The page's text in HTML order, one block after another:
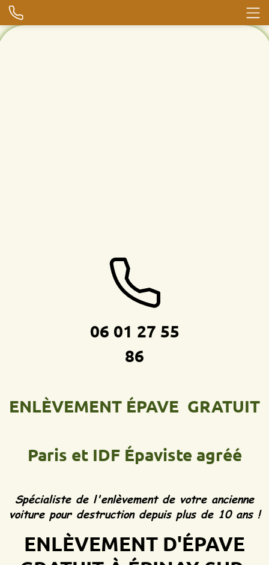
06 01 27 55
86
ENLÈVEMENT ÉPAVE GRATUIT
Paris et IDF Épaviste agréé
Spécialiste de l'enlèvement de votre ancienne
voiture pour destruction depuis plus de 10 ans !
ENLÈVEMENT D'ÉPAVE